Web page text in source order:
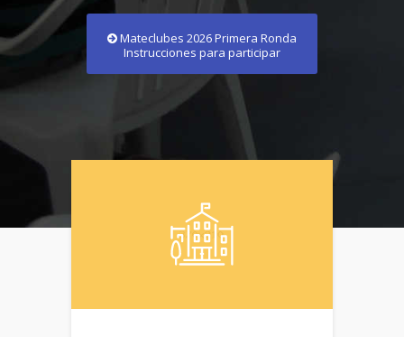
Mateclubes 2026 Primera Ronda
Instrucciones para participar